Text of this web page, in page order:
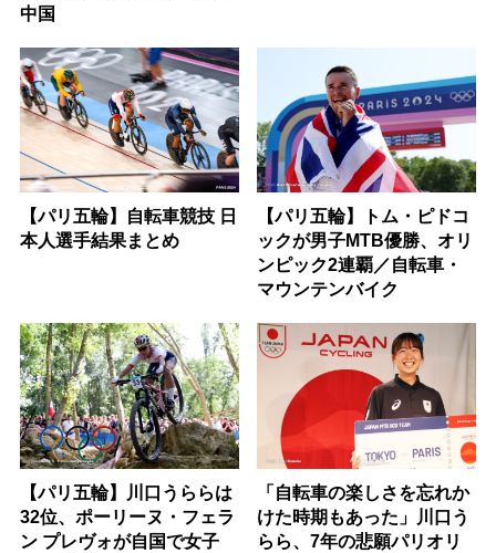
中国
【パリ五輪】自転車競技 日
本人選手結果まとめ
【パリ五輪】トム・ピドコ
ックが男子MTB優勝、オリ
ンピック2連覇／自転車・
マウンテンバイク
【パリ五輪】川口うららは
32位、ポーリーヌ・フェラ
ン プレヴォが自国で女子
「自転車の楽しさを忘れか
けた時期もあった」川口う
らら、7年の悲願パリオリ